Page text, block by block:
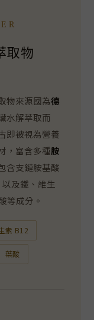
取物
物來源國為德
水解萃取而
即被視為營養
，富含多種胺
含支鏈胺基酸
以及鐵、維生
等成分。
素 B12
葉酸